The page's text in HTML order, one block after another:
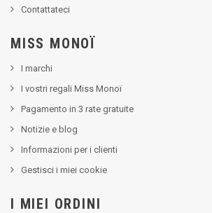
Contattateci
MISS MONOÏ
I marchi
I vostri regali Miss Monoï
Pagamento in 3 rate gratuite
Notizie e blog
Informazioni per i clienti
Gestisci i miei cookie
I MIEI ORDINI